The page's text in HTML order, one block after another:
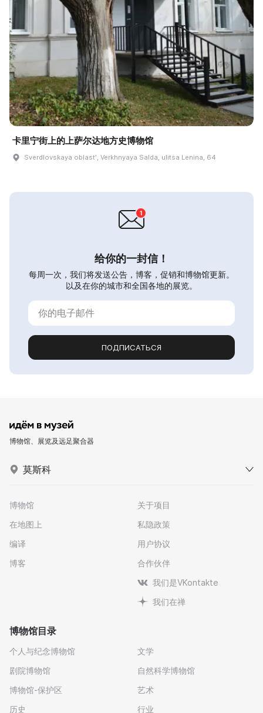
卡里宁街上的上萨尔达地方史博物馆
Sverdlovskaya oblastʹ, Verkhnyaya Salda, ulitsa Lenina, 64
给你的一封信！
每周一次，我们将发送公告，博客，促销和博物馆更新。
以及在你的城市和全国各地的展览。
ПОДПИСАТЬСЯ
博物馆、展览及远足聚合器
莫斯科
博物馆
在地图上
编译
博客
关于项目
私隐政策
用户协议
合作伙伴
我们是VKontakte
我们在禅
博物馆目录
个人与纪念博物馆
剧院博物馆
博物馆-保护区
历史
文学
自然科学博物馆
艺术
行业